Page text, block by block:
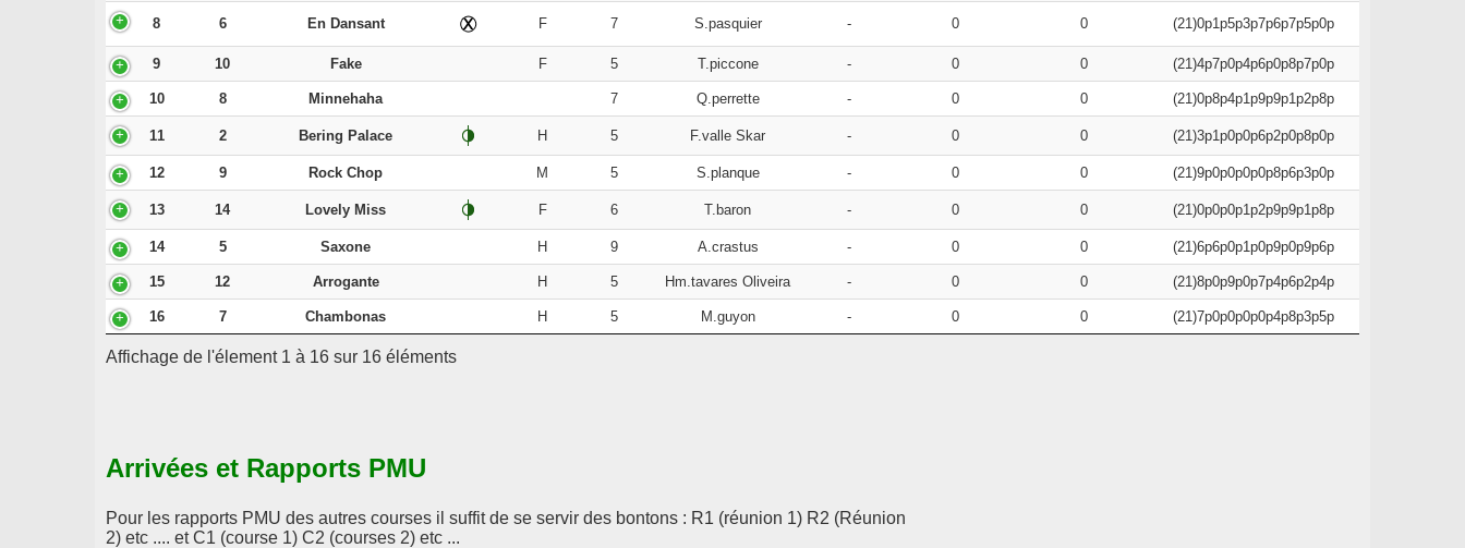
8 6 En Dansant F 7 S.pasquier - 0 0 (21)0p1p5p3p7p6p7p5p0p
9 10 Fake F 5 T.piccone - 0 0 (21)4p7p0p4p6p0p8p7p0p
10 8 Minnehaha 7 Q.perrette - 0 0 (21)0p8p4p1p9p9p1p2p8p
11 2 Bering Palace H 5 F.valle Skar - 0 0 (21)3p1p0p0p6p2p0p8p0p
12 9 Rock Chop M 5 S.planque - 0 0 (21)9p0p0p0p0p8p6p3p0p
13 14 Lovely Miss F 6 T.baron - 0 0 (21)0p0p0p1p2p9p9p1p8p
14 5 Saxone H 9 A.crastus - 0 0 (21)6p6p0p1p0p9p0p9p6p
15 12 Arrogante H 5 Hm.tavares Oliveira - 0 0 (21)8p0p9p0p7p4p6p2p4p
16 7 Chambonas H 5 M.guyon - 0 0 (21)7p0p0p0p0p4p8p3p5p
Affichage de l'élement 1 à 16 sur 16 éléments
Arrivées et Rapports PMU
Pour les rapports PMU des autres courses il suffit de se servir des bontons : R1 (réunion 1) R2 (Réunion
2) etc .... et C1 (course 1) C2 (courses 2) etc ...